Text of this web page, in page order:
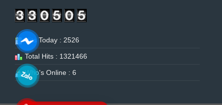
Hits Today : 2526
Total Hits : 1321466
Who's Online : 6